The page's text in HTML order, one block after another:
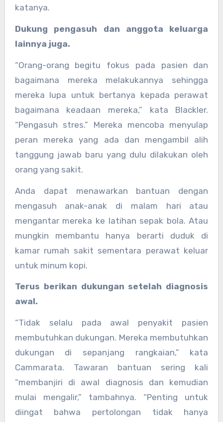
katanya.
Dukung pengasuh dan anggota keluarga
lainnya juga.
“Orang-orang begitu fokus pada pasien dan
bagaimana mereka melakukannya sehingga
mereka lupa untuk bertanya kepada perawat
bagaimana keadaan mereka,” kata Blackler.
“Pengasuh stres.” Mereka mencoba menyulap
peran mereka yang ada dan mengambil alih
tanggung jawab baru yang dulu dilakukan oleh
orang yang sakit.
Anda dapat menawarkan bantuan dengan
mengasuh anak-anak di malam hari atau
mengantar mereka ke latihan sepak bola. Atau
mungkin membantu hanya berarti duduk di
kamar rumah sakit sementara perawat keluar
untuk minum kopi.
Terus berikan dukungan setelah diagnosis
awal.
“Tidak selalu pada awal penyakit pasien
membutuhkan dukungan. Mereka membutuhkan
dukungan di sepanjang rangkaian,” kata
Cammarata. Tawaran bantuan sering kali
“membanjiri di awal diagnosis dan kemudian
mulai mengalir,” tambahnya. “Penting untuk
diingat bahwa pertolongan tidak hanya